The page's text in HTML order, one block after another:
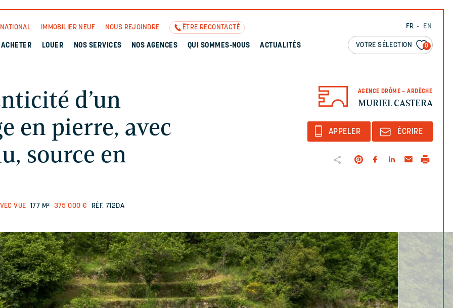
FR EN
VOTRE SÉLECTION 0
IMMOBILIER NEUF NOUS REJOINDRE ÊTRE RECONTACTÉ
ACHETER LOUER NOS SERVICES NOS AGENCES QUI SOMMES-NOUS ACTUALITÉS
AGENCE DRÔME – ARDÈCHE
MURIEL CASTERA
d’un
en pierre, avec
source en
VUE 177 M² 375 000 € RÉF. 712DA
APPELER ÉCRIRE